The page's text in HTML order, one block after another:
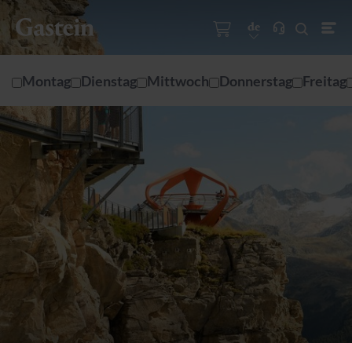
de
Montag Dienstag Mittwoch Donnerstag Freitag